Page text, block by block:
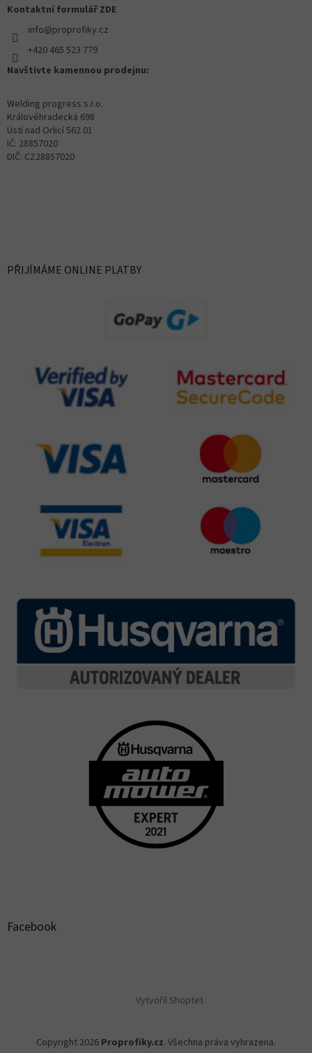
Kontaktní formulář ZDE
info@proprofiky.cz
+420 465 523 779
Navštivte kamennou prodejnu:
Welding progress s.r.o.
Královéhradecká 698
Ústí nad Orlicí 562 01
IČ: 28857020
DIČ: CZ28857020
PŘIJÍMÁME ONLINE PLATBY
Facebook
Vytvořil Shoptet
Copyright 2026 Proprofiky.cz. Všechna práva vyhrazena.